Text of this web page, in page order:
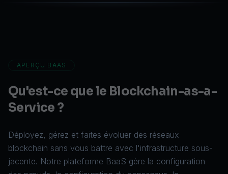
APERÇU BAAS
Qu'est-ce que le Blockchain-as-a-
Service ?
Déployez, gérez et faites évoluer des réseaux
blockchain sans vous battre avec l'infrastructure sous-
jacente. Notre plateforme BaaS gère la configuration